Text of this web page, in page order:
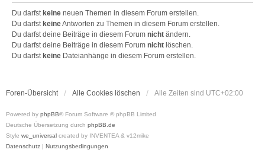
Du darfst keine neuen Themen in diesem Forum erstellen.
Du darfst keineAntworten zu Themen in diesem Forum erstellen.
Du darfst deine Beiträge in diesem Forum nicht ändern.
Du darfst deine Beiträge in diesem Forum nicht löschen.
Du darfst keine Dateianhänge in diesem Forum erstellen.
Foren-Übersicht Alle Cookies löschen Alle Zeiten sind UTC+02:00
Powered by phpBB® Forum Software © phpBB Limited
Deutsche Übersetzung durch phpBB.de
Style we_universal created by INVENTEA & v12mike
Datenschutz | Nutzungsbedingungen